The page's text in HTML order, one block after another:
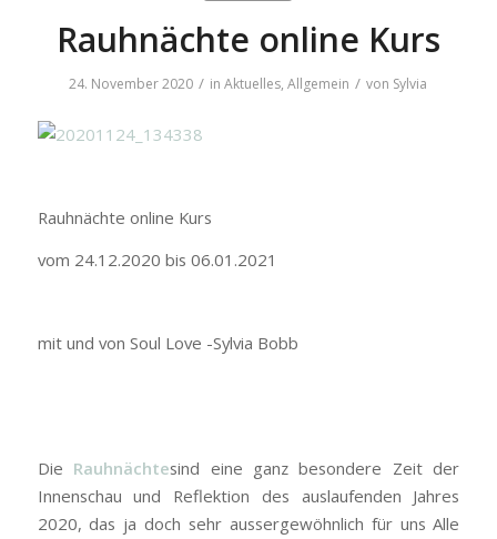
Rauhnächte online Kurs
24. November 2020 / inAktuelles,Allgemein / von Sylvia
Rauhnächte online Kurs
vom 24.12.2020 bis 06.01.2021
mit und von Soul Love -Sylvia Bobb
Die Rauhnächtesind eine ganz besondere Zeit der
Innenschau und Reflektion des auslaufenden Jahres
2020, das ja doch sehr aussergewöhnlich für uns Alle